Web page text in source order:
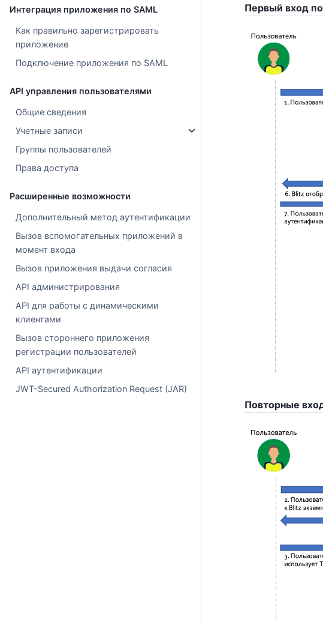
Интеграция приложения по SAML
Как правильно зарегистрировать
приложение
Подключение приложения по SAML
API управления пользователями
Общие сведения
Учетные записи
Группы пользователей
Права доступа
Расширенные возможности
Дополнительный метод аутентификации
Вызов вспомогательных приложений в
момент входа
Вызов приложения выдачи согласия
API администрирования
API для работы с динамическими
клиентами
Вызов стороннего приложения
регистрации пользователей
API аутентификации
JWT-Secured Authorization Request (JAR)
Первый вход
Повторные